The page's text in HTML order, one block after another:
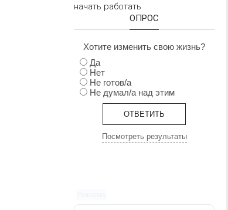
начать работать
ОПРОС
Хотите изменить свою жизнь?
Да
Нет
Не готов/а
Не думал/а над этим
Посмотреть результаты